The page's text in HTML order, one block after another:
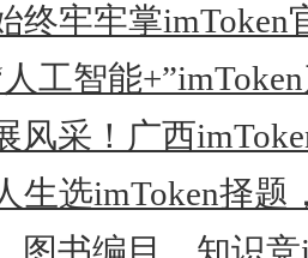
终牢牢掌
工智能
风采！广西
生选imToken择题